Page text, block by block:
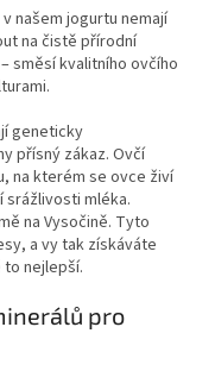
našem jogurtu nemají
na čistě přírodní
směsí kvalitního ovčího
geneticky
přísný zákaz. Ovčí
na kterém se ovce živí
srážlivosti mléka.
na Vysočině. Tyto
a vy tak získáváte
nejlepší.
pro